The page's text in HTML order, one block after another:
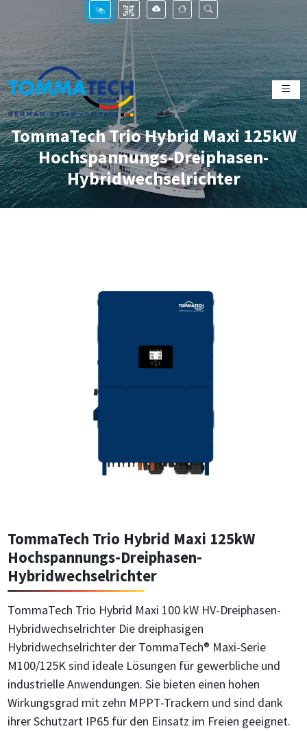
TommaTech Trio Hybrid Maxi 125kW
Hochspannungs-Dreiphasen-
Hybridwechselrichter
TommaTech Trio Hybrid Maxi 125kW
Hochspannungs-Dreiphasen-
Hybridwechselrichter
TommaTech Trio Hybrid Maxi 100 kW HV-Dreiphasen-
Hybridwechselrichter Die dreiphasigen
Hybridwechselrichter der TommaTech® Maxi-Serie
M100/125K sind ideale Lösungen für gewerbliche und
industrielle Anwendungen. Sie bieten einen hohen
Wirkungsgrad mit zehn MPPT-Trackern und sind dank
ihrer Schutzart IP65 für den Einsatz im Freien geeignet.